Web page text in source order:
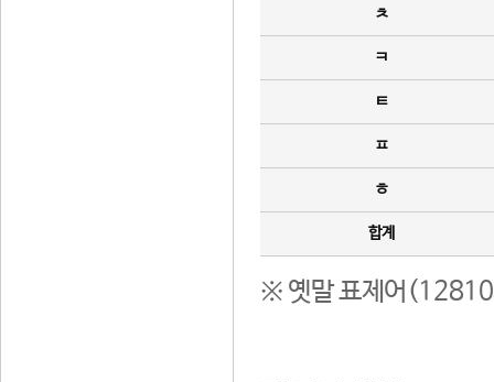
ㅊ
ㅋ
ㅌ
ㅍ
ㅎ
합계
※ 옛말 표제어(12810